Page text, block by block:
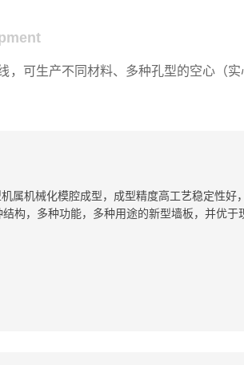
，可生产不同材料、多种孔型的空心（
属机械化模腔成型，成型精度高工艺稳定性
构，多种功能，多种用途的新型墙板，并优于